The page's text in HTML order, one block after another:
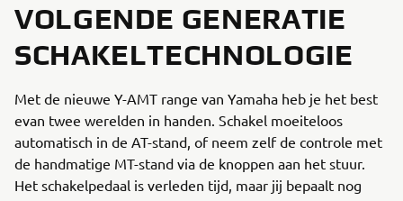
VOLGENDE GENERATIE
SCHAKELTECHNOLOGIE
Met de nieuwe Y-AMT range van Yamaha heb je het best
evan twee werelden in handen. Schakel moeiteloos
automatisch in de AT-stand, of neem zelf de controle met
de handmatige MT-stand via de knoppen aan het stuur.
Het schakelpedaal is verleden tijd, maar jij bepaalt nog